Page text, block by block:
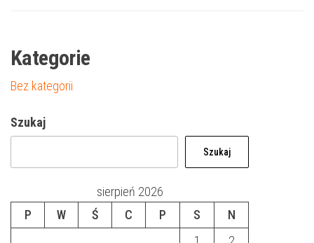
Kategorie
Bez kategorii
Szukaj
Szukaj
sierpień 2026
P
W Ś C P S
N